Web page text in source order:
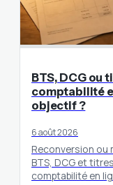
BTS, DCG ou
comptabilité
objectif ?
6 août 2026
Reconversion ou
BTS, DCG et
comptabilité en